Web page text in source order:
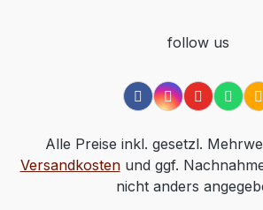
follow us
Alle Preise inkl. gesetzl.
Versandkostenund ggf.
nicht anders